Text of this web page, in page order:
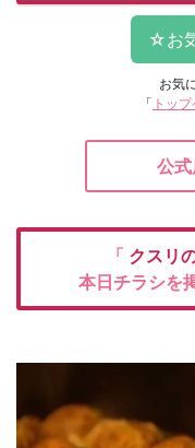
お気
「 トッ
公式
「 クスリ
本日チラシを